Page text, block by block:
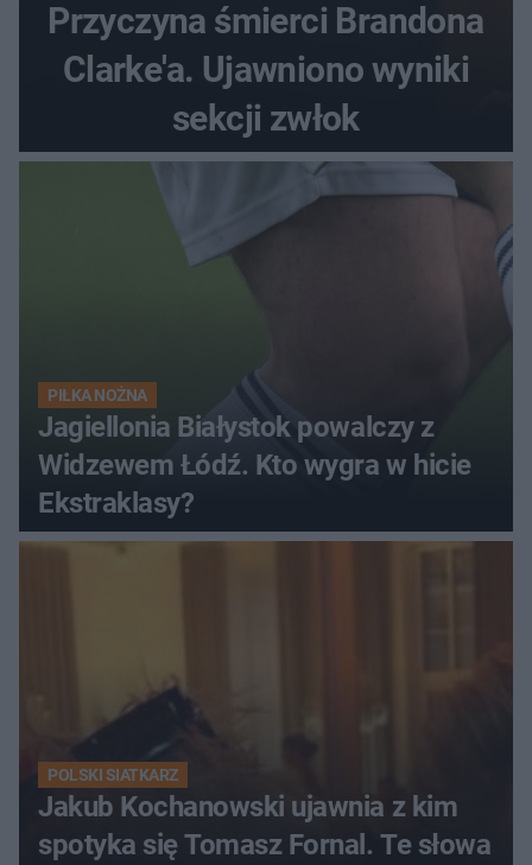
Przyczyna śmierci Brandona
Clarke'a. Ujawniono wyniki
sekcji zwłok
PIŁKA NOŻNA
Jagiellonia Białystok powalczy z
Widzewem Łódź. Kto wygra w hicie
Ekstraklasy?
POLSKI SIATKARZ
Jakub Kochanowski ujawnia z kim
spotyka się Tomasz Fornal. Te słowa